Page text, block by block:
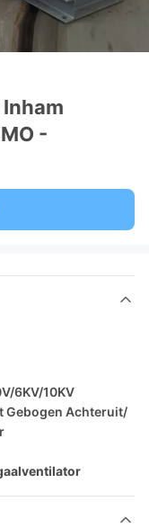
-
6KV/10KV
Gebogen Achteruit/